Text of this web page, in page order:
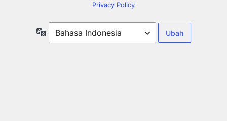
Privacy Policy
Bahasa